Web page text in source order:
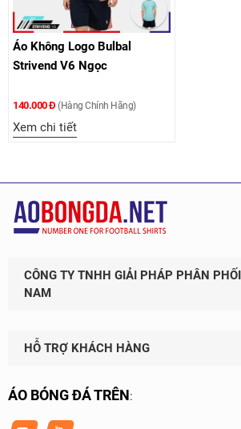
Áo Không Logo Bulbal
Strivend V6 Ngọc
140.000 Đ (Hàng Chính Hãng)
Xem chi tiết
CÔNG TY TNHH GIẢI PHÁP PHÂN
NAM
HỖ TRỢ KHÁCH HÀNG
ÁO BÓNG ĐÁ TRÊN: